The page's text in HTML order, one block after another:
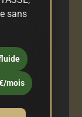
sans
mois